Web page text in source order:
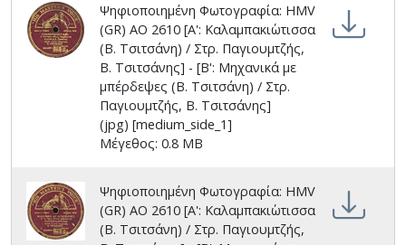
Ψηφιοποιημένη Φωτογραφία: HMV
(GR) AO 2610 [Α': Καλαμπακι΄ωτισσα
(Β. Τσιτσάνη) / Στρ. Παγιουμτζής,
Β. Τσιτσάνης] - [Β': Μηχανικά με
μπέρδεψες (Β. Τσιτσάνη) / Στρ.
Παγιουμτζής, Β. Τσιτσάνης]
(jpg) [medium_side_1]
Μέγεθος: 0.8 MB
Ψηφιοποιημένη Φωτογραφία: HMV
(GR) AO 2610 [Α': Καλαμπακι΄ωτισσα
(Β. Τσιτσάνη) / Στρ. Παγιουμτζής,